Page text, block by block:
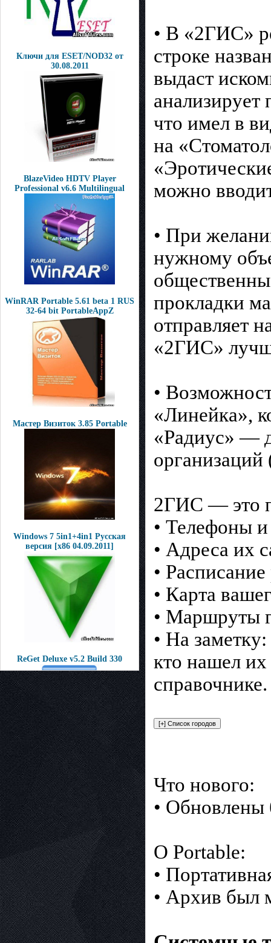
Ключи для ESET/NOD32 от
30.08.2011
BlazeVideo HDTV Player
Professional v6.6 Multilingual
WinRAR Portable 5.61 beta 1 RUS
32-64 bit PortableAppZ
Мастер Визиток 3.85 Portable
Windows 7 5in1+4in1 Русская
версия [x86 04.09.2011]
ReGet Deluxe v5.2 Build 330
• В «2ГИС»
строке
выдаст
анализирует
что имел в
на
можно
• При
нужному
прокладки
отправляет
«2ГИС»
•
«Линейка»,
«Радиус» —
2ГИС — это
• Телефоны
• Адреса их
•
• Карта
• Маршруты
• На
кто нашел
справочнике.
Что нового:
• Обновлены
О Portable:
•
• Архив был